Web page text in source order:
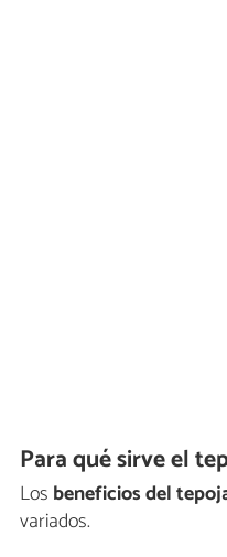
Para qué sirve el
Los beneficios del
variados.